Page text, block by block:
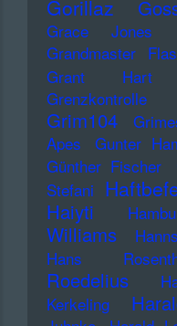
Gorillaz
Grace Jones
Grandmaster
Grant Hart
Grenzkontrolle
Grim104
Apes
Gunter
Günther Fischer
Stefani
Haiyti
Williams
Hans
Roedelius
Kerkeling